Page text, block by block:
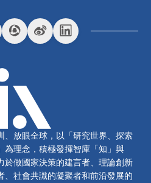
、放眼全球，以「研究世界、探索
為理念，積極發揮智庫「知」與
於做國家決策的建言者、理論創新
、社會共識的凝聚者和前沿發展的